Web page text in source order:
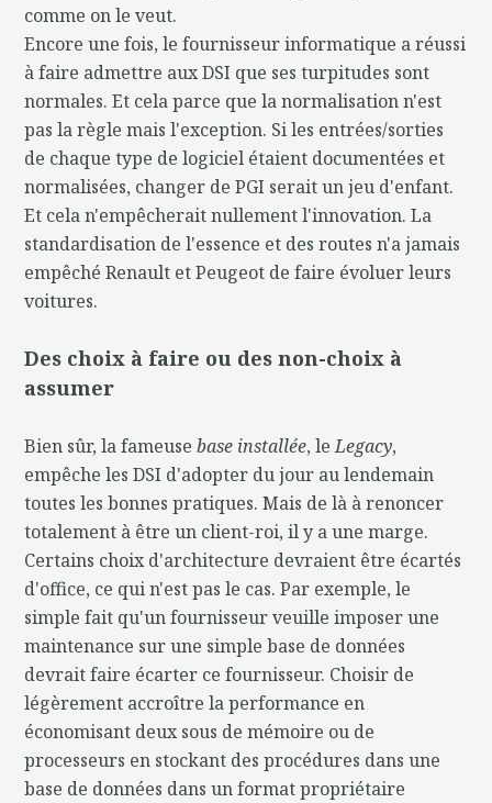
comme on le veut.
Encore une fois, le fournisseur informatique a réussi
à faire admettre aux DSI que ses turpitudes sont
normales. Et cela parce que la normalisation n'est
pas la règle mais l'exception. Si les entrées/sorties
de chaque type de logiciel étaient documentées et
normalisées, changer de PGI serait un jeu d'enfant.
Et cela n'empêcherait nullement l'innovation. La
standardisation de l'essence et des routes n'a jamais
empêché Renault et Peugeot de faire évoluer leurs
voitures.
Des choix à faire ou des non-choix à
assumer
Bien sûr, la fameusebase installée, leLegacy,
empêche les DSI d'adopter du jour au lendemain
toutes les bonnes pratiques. Mais de là à renoncer
totalement à être un client-roi, il y a une marge.
Certains choix d'architecture devraient être écartés
d'office, ce qui n'est pas le cas. Par exemple, le
simple fait qu'un fournisseur veuille imposer une
maintenance sur une simple base de données
devrait faire écarter ce fournisseur. Choisir de
légèrement accroître la performance en
économisant deux sous de mémoire ou de
processeurs en stockant des procédures dans une
base de données dans un format propriétaire